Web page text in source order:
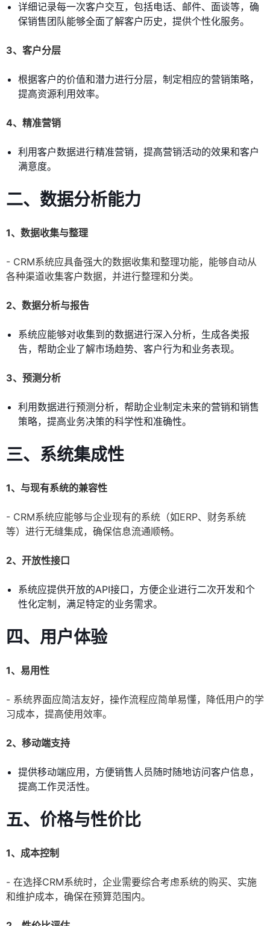
详细记录每一次客户交互，包括电话、邮件、面谈等，确
保销售团队能够全面了解客户历史，提供个性化服务。
3、客户分层
根据客户的价值和潜力进行分层，制定相应的营销策略，
提高资源利用效率。
4、精准营销
利用客户数据进行精准营销，提高营销活动的效果和客户
满意度。
二、数据分析能力
1、数据收集与整理
- CRM系统应具备强大的数据收集和整理功能，能够自动从
各种渠道收集客户数据，并进行整理和分类。
2、数据分析与报告
系统应能够对收集到的数据进行深入分析，生成各类报
告，帮助企业了解市场趋势、客户行为和业务表现。
3、预测分析
利用数据进行预测分析，帮助企业制定未来的营销和销售
策略，提高业务决策的科学性和准确性。
三、系统集成性
1、与现有系统的兼容性
- CRM系统应能够与企业现有的系统（如ERP、财务系统
等）进行无缝集成，确保信息流通顺畅。
2、开放性接口
系统应提供开放的API接口，方便企业进行二次开发和个
性化定制，满足特定的业务需求。
四、用户体验
1、易用性
- 系统界面应简洁友好，操作流程应简单易懂，降低用户的学
习成本，提高使用效率。
2、移动端支持
提供移动端应用，方便销售人员随时随地访问客户信息，
提高工作灵活性。
五、价格与性价比
1、成本控制
- 在选择CRM系统时，企业需要综合考虑系统的购买、实施
和维护成本，确保在预算范围内。